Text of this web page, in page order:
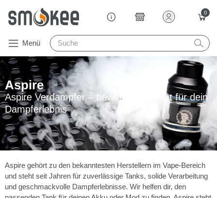
0
Menü
Aspire
Aspire Verdampfer – bewährte Qualität für dein
Dampferlebnis
Aspire gehört zu den bekanntesten Herstellern im Vape-Bereich
und steht seit Jahren für zuverlässige Tanks, solide Verarbeitung
und geschmackvolle Dampferlebnisse. Wir helfen dir, den